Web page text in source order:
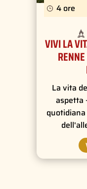
4 ore
VIVI LA
La vita
aspetta